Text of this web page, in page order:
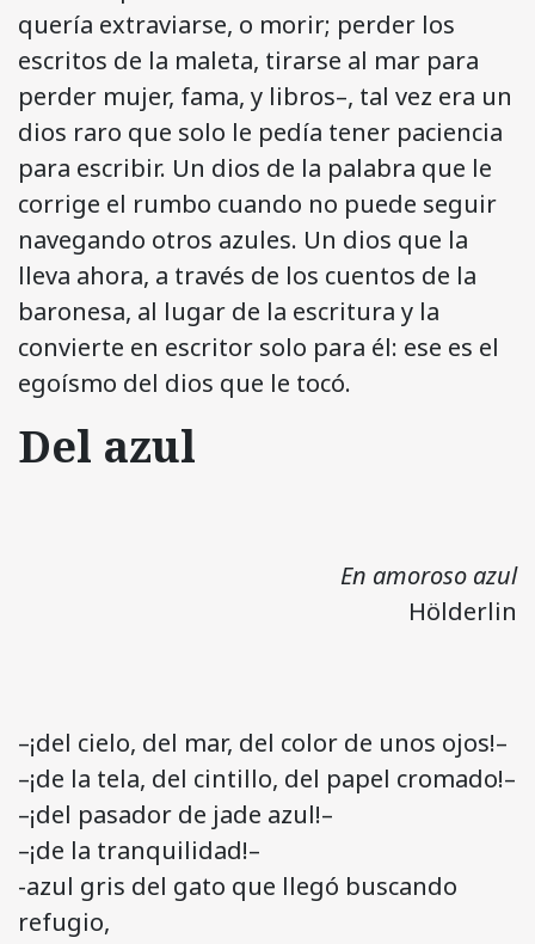
quería extraviarse, o morir; perder los
escritos de la maleta, tirarse al mar para
perder mujer, fama, y libros–, tal vez era un
dios raro que solo le pedía tener paciencia
para escribir. Un dios de la palabra que le
corrige el rumbo cuando no puede seguir
navegando otros azules. Un dios que la
lleva ahora, a través de los cuentos de la
baronesa, al lugar de la escritura y la
convierte en escritor solo para él: ese es el
egoísmo del dios que le tocó.
Del azul
En amoroso azul
Hölderlin
–¡del cielo, del mar, del color de unos ojos!–
–¡de la tela, del cintillo, del papel cromado!–
–¡del pasador de jade azul!–
–¡de la tranquilidad!–
-azul gris del gato que llegó buscando
refugio,